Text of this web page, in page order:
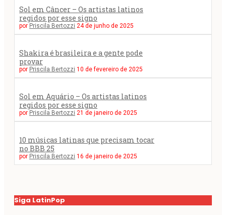
Sol em Câncer – Os artistas latinos
regidos por esse signo
por Priscila Bertozzi 24 de junho de 2025
Shakira é brasileira e a gente pode
provar
por Priscila Bertozzi 10 de fevereiro de 2025
Sol em Aquário – Os artistas latinos
regidos por esse signo
por Priscila Bertozzi 21 de janeiro de 2025
10 músicas latinas que precisam tocar
no BBB 25
por Priscila Bertozzi 16 de janeiro de 2025
Siga LatinPop